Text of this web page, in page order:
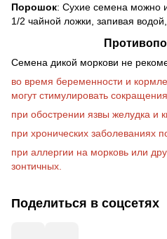
Порошок: Сухие семена можно
1/2 чайной ложки, запивая
Семена дикой моркови не
во время беременности и
могут стимулировать
при обострении язвы желудка и
при хронических заболеваниях
при аллергии на морковь или
зонтичных.
Поделиться в соцсетях